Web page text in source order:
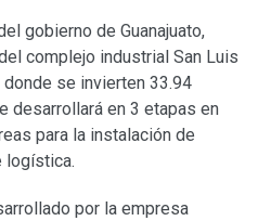
gobierno de Guanajuato,
complejo industrial San Luis
se invierten 33.94
desarrollará en 3 etapas en
para la instalación de
logística.
por la empresa